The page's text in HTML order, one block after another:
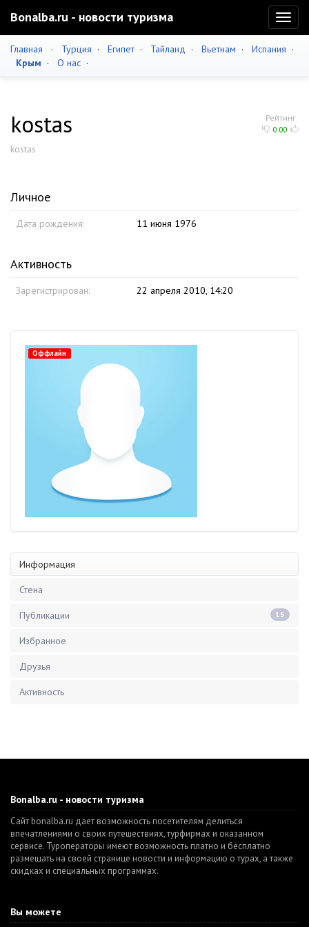
Bonalba.ru - новости туризма
Главная · Турция · Египет· Тайланд · Вьетнам · Испания ·
Крым · О нас ·
Рейтинг
0.00
kostas
kostas
Личное
Дата рождения: 11 июня 1976
Активность
Зарегистрирован: 22 апреля 2010, 14:20
Оффлайн
Информация
Стена
Публикации 15
Избранное
Друзья
Активность
Bonalba.ru - новости туризма
Сайт bonalba.ru дает возможность посетителям делиться
впечатлениями о своих путешествиях, турфирмах и оказанном
сервисе. Туроператоры имеют возможность платно и бесплатно
размещать на своей странице новости и информацию о турах, а также
скидках и специальных программах.
Вы можете